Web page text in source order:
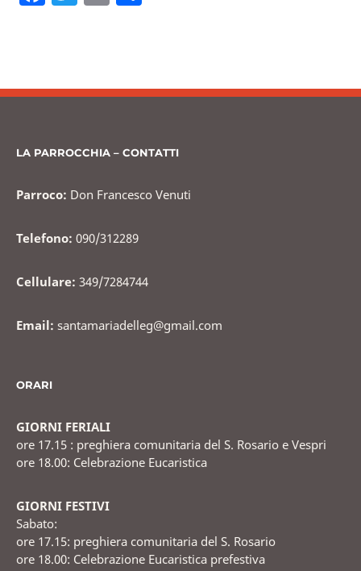
b
o
vi
LA PARROCCHIA – CONTATTI
Parroco: Don Francesco Venuti
Telefono: 090/312289
Cellulare: 349/7284744
Email: santamariadelleg@gmail.com
ORARI
GIORNI FERIALI
ore 17.15 : preghiera comunitaria del S. Rosario e Vespri
ore 18.00: Celebrazione Eucaristica
GIORNI FESTIVI
Sabato:
ore 17.15: preghiera comunitaria del S. Rosario
ore 18.00: Celebrazione Eucaristica prefestiva